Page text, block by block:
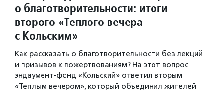
о благотворительности: итоги
второго «Теплого вечера
с Кольским»
Как рассказать о благотворительности без лекций
и призывов к пожертвованиям? На этот вопрос
эндаумент-фонд «Кольский» ответил вторым
«Теплым вечером», который объединил жителей